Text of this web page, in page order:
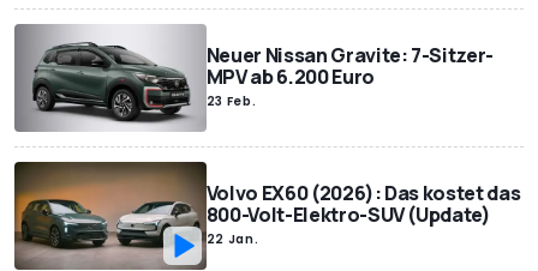
Neuer Nissan Gravite: 7-Sitzer-
MPV ab 6.200 Euro
23 Feb.
Volvo EX60 (2026): Das kostet das
800-Volt-Elektro-SUV (Update)
22 Jan.